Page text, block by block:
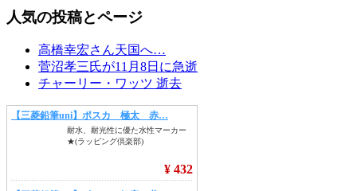
人気の投稿とページ
高橋幸宏さん天国へ…
菅沼孝三氏が11月8日に急逝
チャーリー・ワッツ 逝去